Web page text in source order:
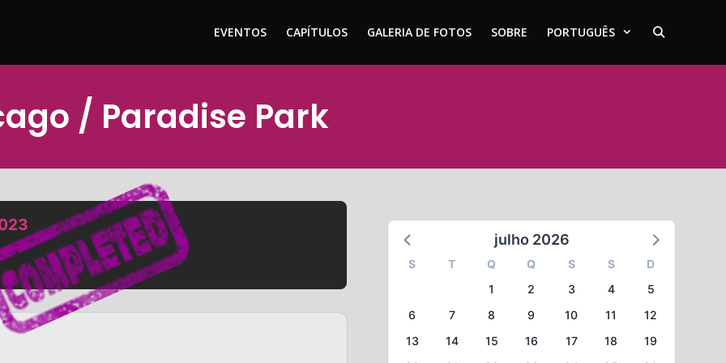
EVENTOS CAPÍTULOS GALERIA DE FOTOS SOBRE PORTUGUÊS
/ Paradise Park
julho 2026
S T Q Q S S
D
1
2 3 4
5
6
7 8 9 10 11
12
13
14 15 16 17 18
19